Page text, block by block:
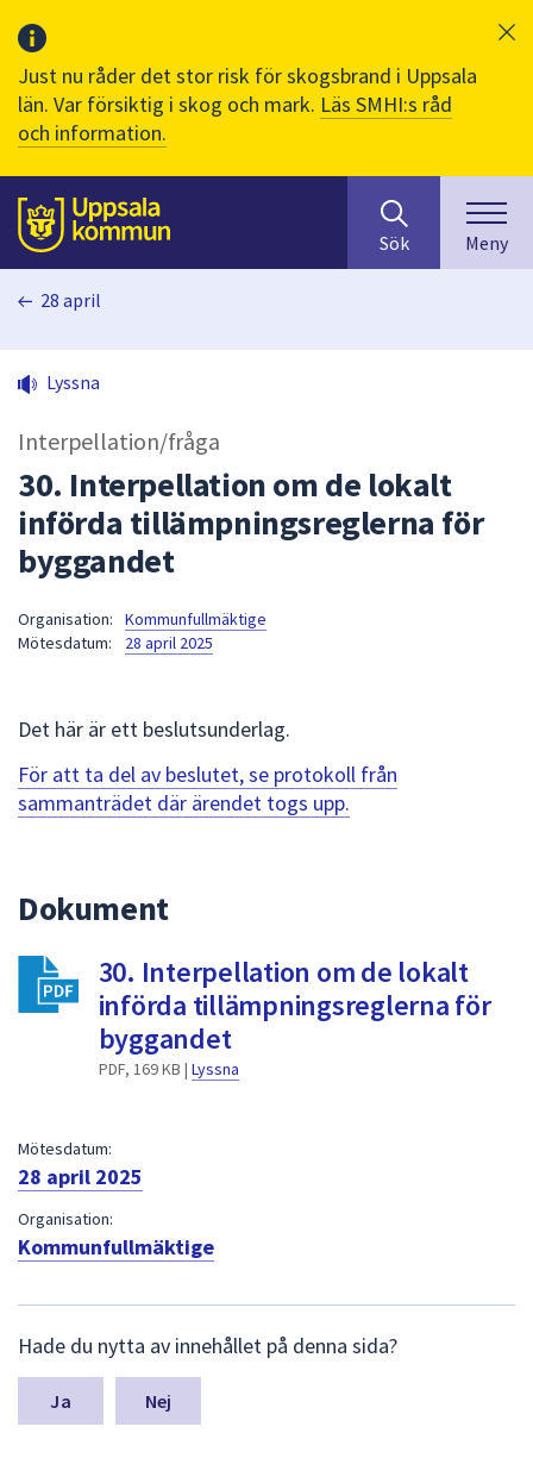
Just nu råder det stor risk för skogsbrand i Uppsala
län. Var försiktig i skog och mark. Läs SMHI:s råd
och information.
Till sidans
huvudinnehåll
efter
innehåll
på
sökfältet
kommer
sökförslag
att
navigera
mellan
att
välja
något
Sök Meny
28 april
Lyssna
Interpellation/fråga
30. Interpellation om de lokalt
införda tillämpningsreglerna för
byggandet
Organisation:
Kommunfullmäktige
Mötesdatum:
28 april 2025
Det här är ett beslutsunderlag.
För att ta del av beslutet, se protokoll från
sammanträdet där ärendet togs upp.
Dokument
30. Interpellation om de lokalt
införda tillämpningsreglerna för
byggandet
PDF, 169 KB | Lyssna
Mötesdatum:
28 april 2025
Organisation:
Kommunfullmäktige
ä
m
a
Hade du nytta av innehållet på denna sida?
Nej